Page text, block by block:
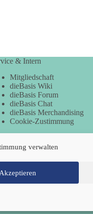
verwalten
Akzeptieren
& Intern
Mitgliedschaft
dieBasis Wiki
dieBasis Forum
dieBasis Chat
dieBasis Merchandising
Cookie-Zustimmung
werden Kontakt